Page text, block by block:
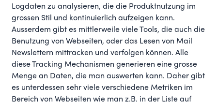
Logdaten zu analysieren, die die Produktnutzung im
grossen Stil und kontinuierlich aufzeigen kann.
Ausserdem gibt es mittlerweile viele Tools, die auch die
Benutzung von Webseiten, oder das Lesen von Mail
Newslettern mittracken und verfolgen können. Alle
diese Tracking Mechanismen generieren eine grosse
Menge an Daten, die man auswerten kann. Daher gibt
es unterdessen sehr viele verschiedene Metriken im
Bereich von Webseiten wie man z.B. in der Liste auf